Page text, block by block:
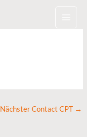
Nächster Contact CPT →